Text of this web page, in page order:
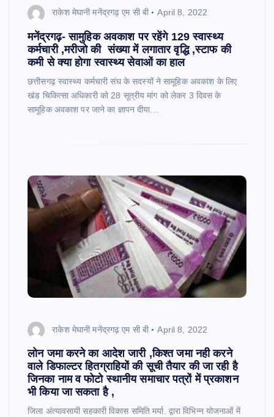
राकेश मेघानी मनेंद्रगढ़ एम सी बी April 8, 2022
मनेंद्रगढ़- सामुहिक अवकाश पर रहेंगे 129 स्वास्थ्य
कर्मचारी ,मरीजो की संख्या में लगातार वृद्धि ,स्टाफ की
कमी से क्या होगा स्वास्थ्य सेवाओं का हाल
छत्तीसगढ़ स्वास्थ्य कर्मचारी संघ के सदस्यों ने सामूहिक अवकाश के लिए
खंड चिकित्सा अधिकारी को 28 सूत्रीय मांग को लेकर 3 दिवस के
सामूहिक अवकाश पर जाने का ज्ञापन दीया…
राकेश मेघानी मनेंद्रगढ़ एम सी बी April 8, 2022
लोन जमा करने का आदेश जारी ,किश्त जमा नही करने
वाले डिफाल्टर हितग्राहियों की सूची तैयार की जा रही है
जिनका नाम व फोटो स्थानीय समाचार पत्रों में प्रकाशन
भी किया जा सकता है ,
जिला अंत्यावसायी सहकारी विकास समिति मर्या. द्वारा विभिन्न योजनाओं में